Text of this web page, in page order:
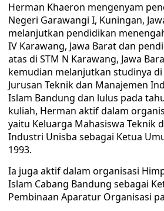
Herman Khaeron mengenyam
Negeri Garawangi I, Kuningan,
melanjutkan pendidikan
IV Karawang, Jawa Barat dan
atas di STM N Karawang, Jawa
kemudian melanjutkan studinya di
Jurusan Teknik dan Manajemen
Islam Bandung dan lulus pada
kuliah, Herman aktif dalam
yaitu Keluarga Mahasiswa Teknik
Industri Unisba sebagai Ketua
1993.
Ia juga aktif dalam organisasi
Islam Cabang Bandung sebagai
Pembinaan Aparatur Organisasi